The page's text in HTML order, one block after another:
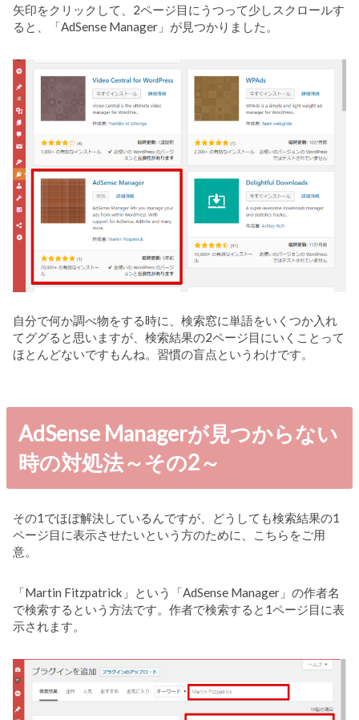
矢印をクリックして、2ページ目にうつって少しスクロールす
ると、「AdSense Manager」が見つかりました。
自分で何か調べ物をする時に、検索窓に単語をいくつか入れ
てググると思いますが、検索結果の2ページ目にいくことって
ほとんどないですもんね。習慣の盲点というわけです。
AdSense Managerが見つからない
時の対処法～その2～
その1でほぼ解決しているんですが、どうしても検索結果の1
ページ目に表示させたいという方のために、こちらをご用
意。
「Martin Fitzpatrick」という「AdSense Manager」の作者名
で検索するという方法です。作者で検索すると1ページ目に表
示されます。